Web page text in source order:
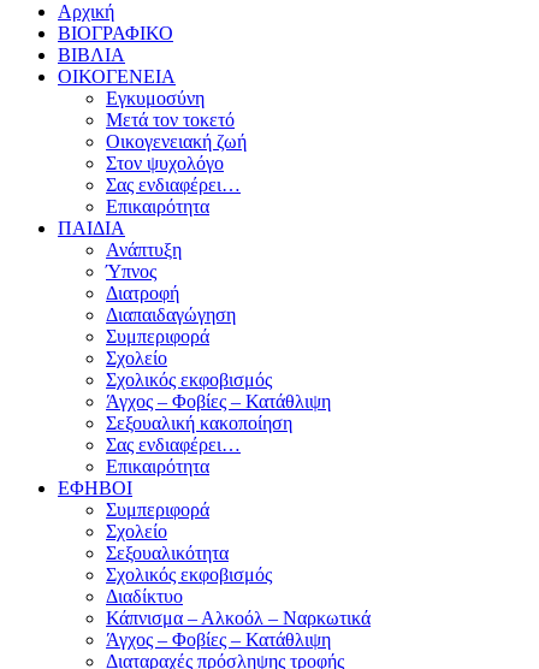
Αρχική
ΒΙΟΓΡΑΦΙΚΟ
ΒΙΒΛΙΑ
ΟΙΚΟΓΕΝΕΙΑ
Εγκυμοσύνη
Μετά τον τοκετό
Οικογενειακή ζωή
Στον ψυχολόγο
Σας ενδιαφέρει…
Επικαιρότητα
ΠΑΙΔΙΑ
Ανάπτυξη
Ύπνος
Διατροφή
Διαπαιδαγώγηση
Συμπεριφορά
Σχολείο
Σχολικός εκφοβισμός
Άγχος – Φοβίες – Κατάθλιψη
Σεξουαλική κακοποίηση
Σας ενδιαφέρει…
Επικαιρότητα
ΕΦΗΒΟΙ
Συμπεριφορά
Σχολείο
Σεξουαλικότητα
Σχολικός εκφοβισμός
Διαδίκτυο
Κάπνισμα – Αλκοόλ – Ναρκωτικά
Άγχος – Φοβίες – Κατάθλιψη
Διαταραχές πρόσληψης τροφής